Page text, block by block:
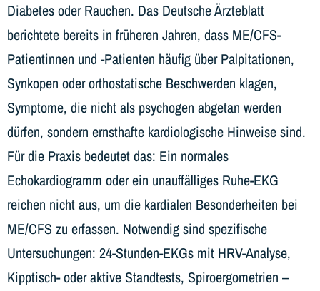
Diabetes oder Rauchen. Das Deutsche Ärzteblatt
berichtete bereits in früheren Jahren, dass ME/CFS-
Patientinnen und -Patienten häufig über Palpitationen,
Synkopen oder orthostatische Beschwerden klagen,
Symptome, die nicht als psychogen abgetan werden
dürfen, sondern ernsthafte kardiologische Hinweise sind.
Für die Praxis bedeutet das: Ein normales
Echokardiogramm oder ein unauffälliges Ruhe-EKG
reichen nicht aus, um die kardialen Besonderheiten bei
ME/CFS zu erfassen. Notwendig sind spezifische
Untersuchungen: 24-Stunden-EKGs mit HRV-Analyse,
Kipptisch- oder aktive Standtests, Spiroergometrien –